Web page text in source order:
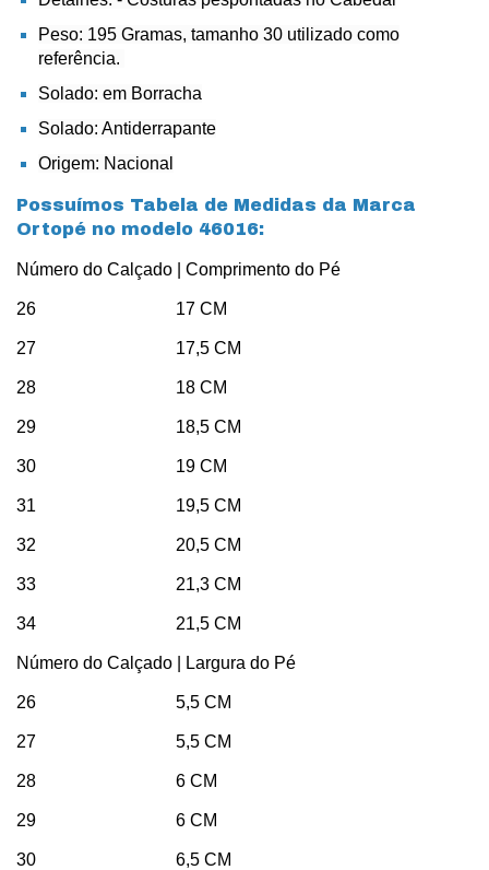
Peso: 195 Gramas, tamanho 30 utilizado como
referência.
Solado: em Borracha
Solado: Antiderrapante
Origem: Nacional
Possuímos Tabela de Medidas da Marca
Ortopé no modelo 46016:
Número do Calçado | Comprimento do Pé
26 17 CM
27 17,5 CM
28 18 CM
29 18,5 CM
30 19 CM
31 19,5 CM
32 20,5 CM
33 21,3 CM
34 21,5 CM
Número do Calçado | Largura do Pé
26 5,5 CM
27 5,5 CM
28 6 CM
29 6 CM
30 6,5 CM